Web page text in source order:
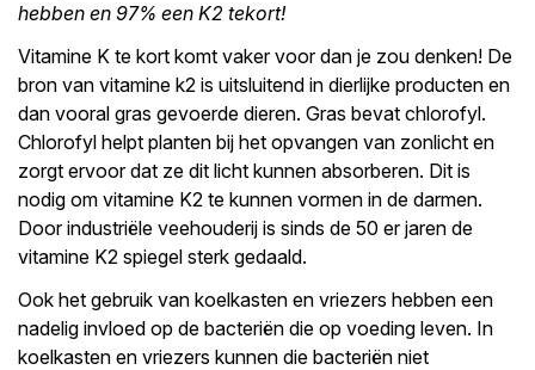
hebben en 97% een K2 tekort!
Vitamine K te kort komt vaker voor dan je zou denken! De
bron van vitamine k2 is uitsluitend in dierlijke producten en
dan vooral gras gevoerde dieren. Gras bevat chlorofyl.
Chlorofyl helpt planten bij het opvangen van zonlicht en
zorgt ervoor dat ze dit licht kunnen absorberen. Dit is
nodig om vitamine K2 te kunnen vormen in de darmen.
Door industriële veehouderij is sinds de 50 er jaren de
vitamine K2 spiegel sterk gedaald.
Ook het gebruik van koelkasten en vriezers hebben een
nadelig invloed op de bacteriën die op voeding leven. In
koelkasten en vriezers kunnen die bacteriën niet